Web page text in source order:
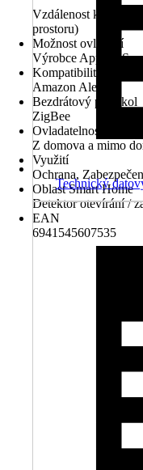
Vzdálenost
prostoru)
Možnost ovládání
Výrobce App (iOS a
Kompatibilita
Amazon Alexa
Bezdrátový protokol
ZigBee
Ovladatelnost přes
Z domova a mimo
Využití
Ochrana,
Oblast Smart Home
Detektor otevírání /
EAN
6941545607535
Technický